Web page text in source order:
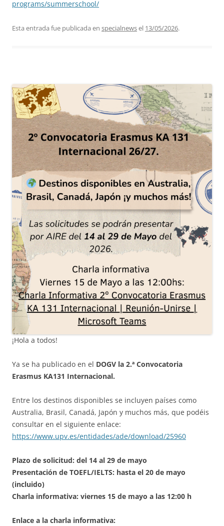
programs/summerschool/
Esta entrada fue publicada en specialnewsel 13/05/2026.
¡Hola a todos!
Ya se ha publicado en el DOGV la 2.ª Convocatoria
Erasmus KA131 Internacional.
Entre los destinos disponibles se incluyen países como
Australia, Brasil, Canadá, Japón y muchos más, que podéis
consultar en el siguiente enlace:
https://www.upv.es/entidades/ade/download/25960
Plazo de solicitud: del 14 al 29 de mayo
Presentación de TOEFL/IELTS: hasta el 20 de mayo
(incluido)
Charla informativa: viernes 15 de mayo a las 12:00 h
Enlace a la charla informativa: